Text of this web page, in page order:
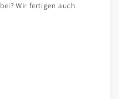
Wir fertigen auch